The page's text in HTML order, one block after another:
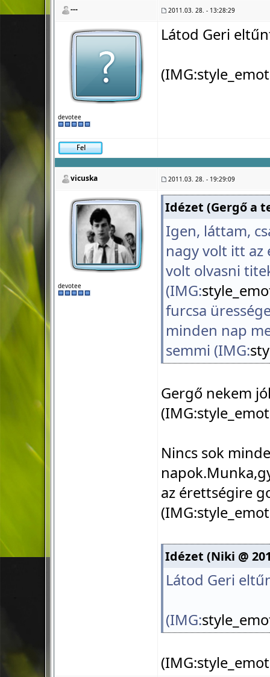
--- 2011.03. 28. - 13:28:29
devotee
Látod Geri
(IMG:
vicuska 2011.03. 28. - 19:29:09
devotee
Idézet (Gergő a
Igen, láttam,
nagy volt itt az
volt olvasni
(IMG:
furcsa
minden nap
semmi (IMG:
Gergő nekem
(IMG:
Nincs sok
az érettségire
(IMG:
Idézet (Niki @
Látod Geri
(IMG:
(IMG: